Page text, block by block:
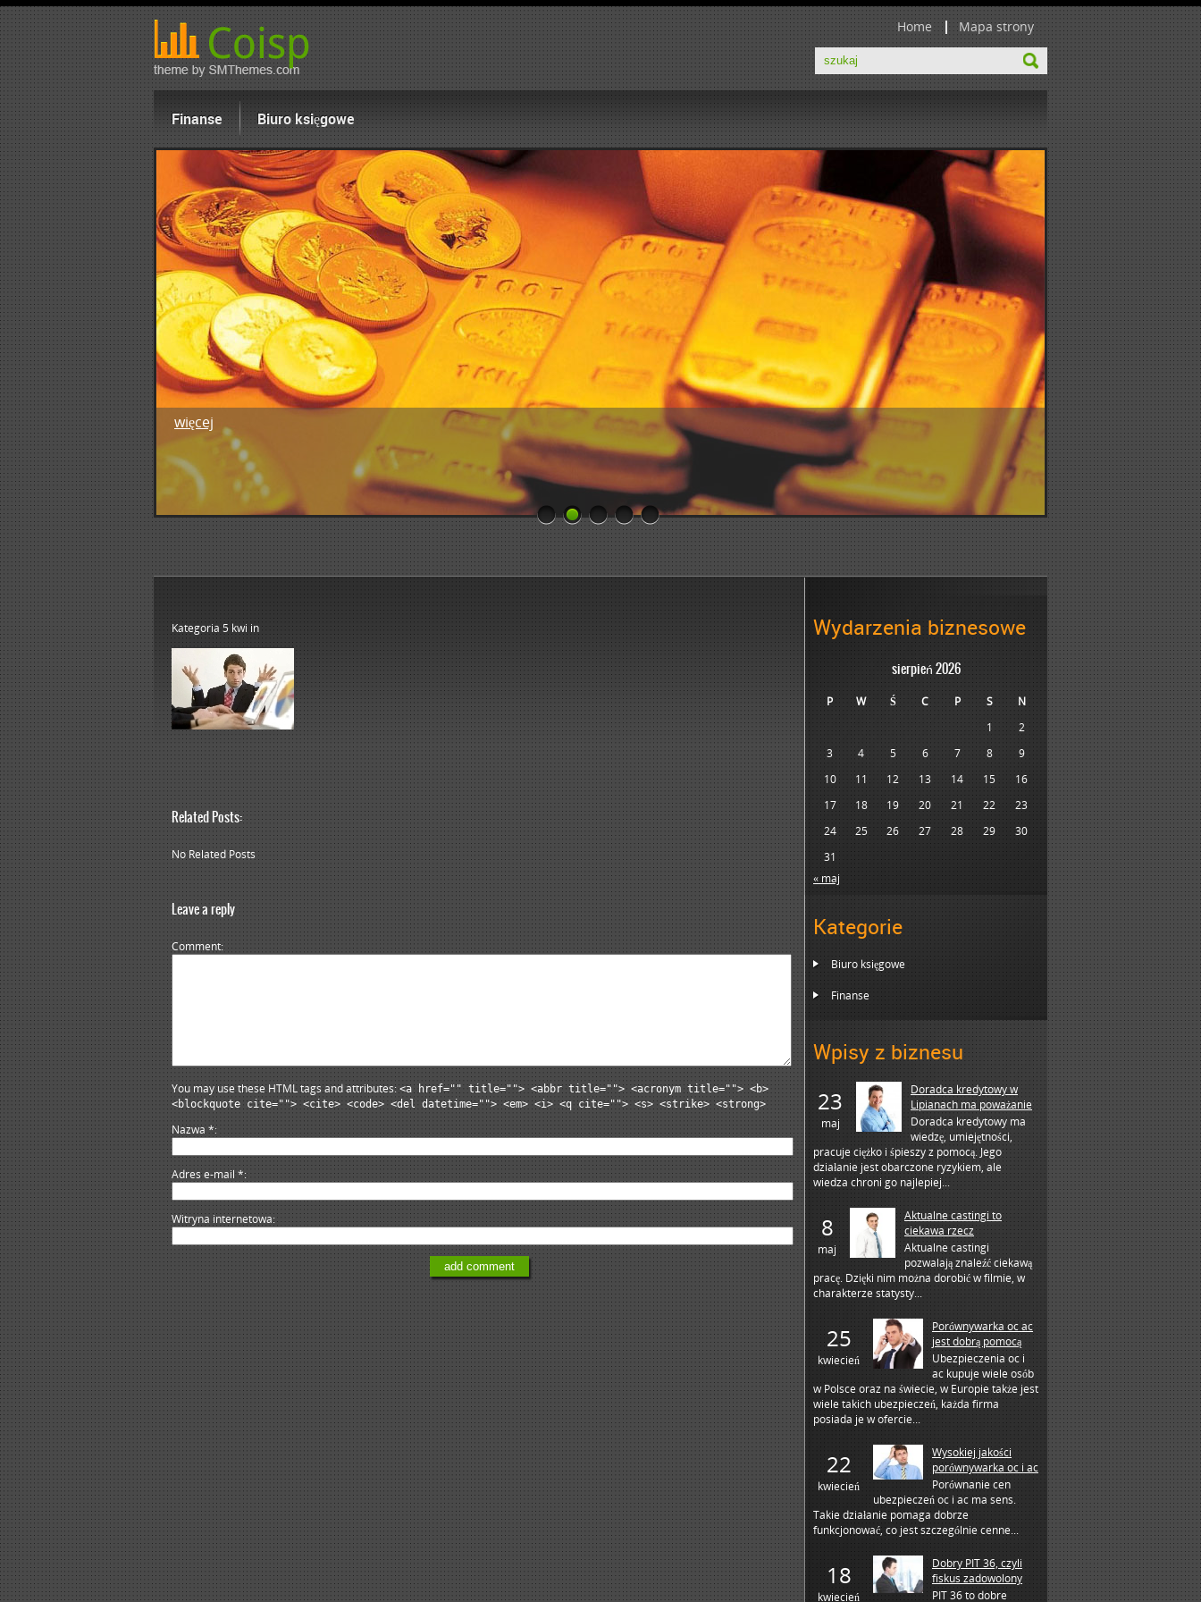
Home Mapa strony
Finanse Biuro księgowe
więcej
1 2 3
Wydarzenia biznesowe
sierpień 2026
P W Ś C P S
N
1
2
3
4 5 6 7 8
9
10
11 12 13 14 15
16
17
18 19 20 21 22
23
24
25 26 27 28 29
30
31
« maj
Kategorie
Biuro księgowe
Finanse
Wpisy z biznesu
23
maj
Doradca kredytowy w
Lipianach ma poważanie
Doradca kredytowy ma
wiedzę, umiejętności,
pracuje ciężko i śpieszy z pomocą. Jego
działanie jest obarczone ryzykiem, ale
wiedza chroni go najlepiej...
8
maj
Aktualne castingi to
ciekawa rzecz
Aktualne castingi
pozwalają znaleźć ciekawą
pracę. Dzięki nim można dorobić w filmie, w
charakterze statysty...
25
kwiecień
Porównywarka oc ac
jest dobrą pomocą
Ubezpieczenia oc i
ac kupuje wiele osób
w Polsce oraz na świecie, w Europie także jest
wiele takich ubezpieczeń, każda firma
posiada je w ofercie...
22
kwiecień
Wysokiej jakości
porównywarka oc i ac
Porównanie cen
ubezpieczeń oc i ac ma sens.
Takie działanie pomaga dobrze
funkcjonować, co jest szczególnie cenne...
18
kwiecień
Dobry PIT 36, czyli
fiskus zadowolony
PIT 36 to dobre
Kategoria 5 kwi in
Related Posts:
No Related Posts
Leave a reply
Comment
You may use these HTML tags and attributes:<a href="" title=""> <abbr title=""> <acronym title=""> <b>
<blockquote cite=""> <cite> <code> <del datetime=""> <em> <i> <q cite=""> <s> <strike> <strong>
Nazwa*
Adres e-mail*
Witryna internetowa